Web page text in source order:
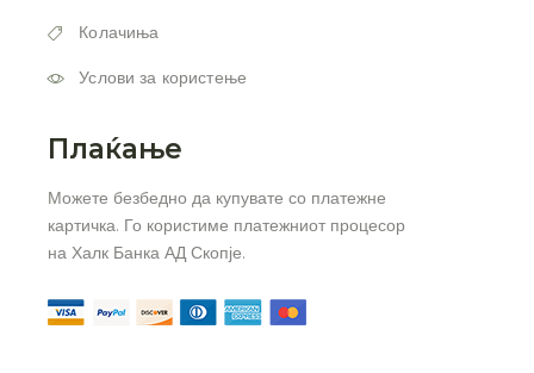
Колачиња
Услови за користење
Плаќање
Можете безбедно да купувате со платежне
картичка. Го користиме платежниот процесор
на Халк Банка АД Скопје.